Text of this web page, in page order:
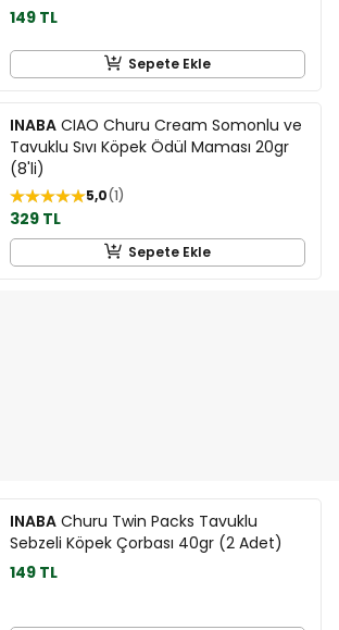
149 TL
Sepete Ekle
INABA CIAO Churu Cream Somonlu ve
Tavuklu Sıvı Köpek Ödül Maması 20gr
(8'li)
5,0 1
329 TL
Sepete Ekle
INABA Churu Twin Packs Tavuklu
Sebzeli Köpek Çorbası 40gr (2 Adet)
149 TL